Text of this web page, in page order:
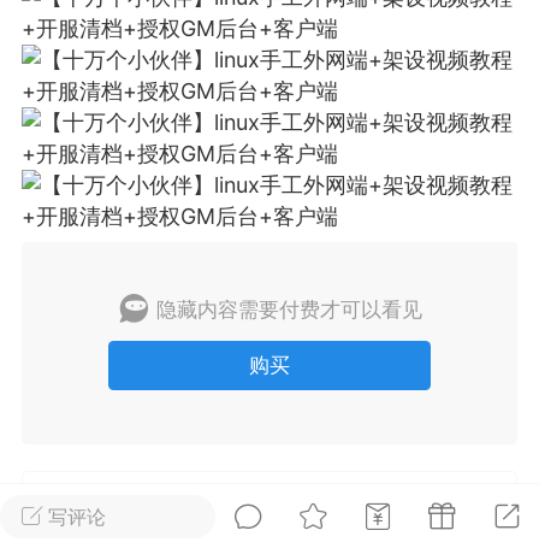
排行 在线 小黑屋
实时动态 直播
极品会员 靓号
黑凤梨
外挂制作
写评论
隐藏内容需要付费才可以看见
购买
未经允许，禁止转载本站所有原创内容